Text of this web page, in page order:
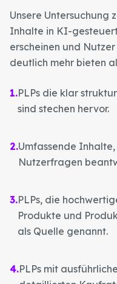
Unsere Untersuchung
Inhalte in KI-
erscheinen und
deutlich mehr bieten
1.PLPs die klar
sind stechen hervor.
2.Umfassende
Nutzerfragen
3.PLPs, die
Produkte und
als Quelle genannt.
4.PLPs mit